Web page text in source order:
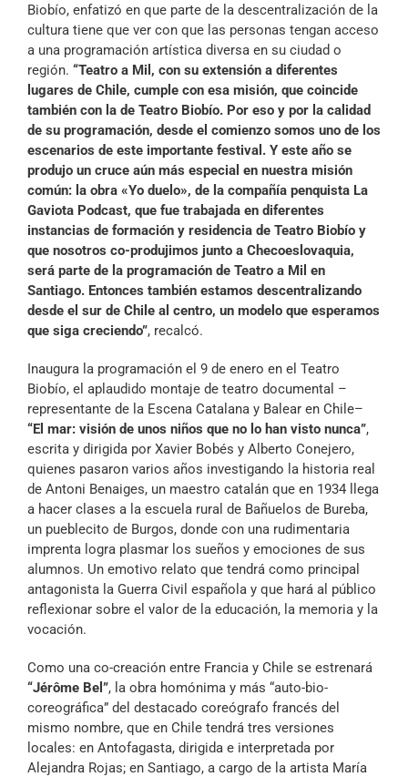
Biobío, enfatizó en que parte de la descentralización de la
cultura tiene que ver con que las personas tengan acceso
a una programación artística diversa en su ciudad o
región. “Teatro a Mil, con su extensión a diferentes
lugares de Chile, cumple con esa misión, que coincide
también con la de Teatro Biobío. Por eso y por la calidad
de su programación, desde el comienzo somos uno de los
escenarios de este importante festival. Y este año se
produjo un cruce aún más especial en nuestra misión
común: la obra «Yo duelo», de la compañía penquista La
Gaviota Podcast, que fue trabajada en diferentes
instancias de formación y residencia de Teatro Biobío y
que nosotros co-produjimos junto a Checoeslovaquia,
será parte de la programación de Teatro a Mil en
Santiago. Entonces también estamos descentralizando
desde el sur de Chile al centro, un modelo que esperamos
que siga creciendo”, recalcó.
Inaugura la programación el 9 de enero en el Teatro
Biobío, el aplaudido montaje de teatro documental –
representante de la Escena Catalana y Balear en Chile–
“El mar: visión de unos niños que no lo han visto nunca”,
escrita y dirigida por Xavier Bobés y Alberto Conejero,
quienes pasaron varios años investigando la historia real
de Antoni Benaiges, un maestro catalán que en 1934 llega
a hacer clases a la escuela rural de Bañuelos de Bureba,
un pueblecito de Burgos, donde con una rudimentaria
imprenta logra plasmar los sueños y emociones de sus
alumnos. Un emotivo relato que tendrá como principal
antagonista la Guerra Civil española y que hará al público
reflexionar sobre el valor de la educación, la memoria y la
vocación.
Como una co-creación entre Francia y Chile se estrenará
“Jérôme Bel”, la obra homónima y más “auto-bio-
coreográfica” del destacado coreógrafo francés del
mismo nombre, que en Chile tendrá tres versiones
locales: en Antofagasta, dirigida e interpretada por
Alejandra Rojas; en Santiago, a cargo de la artista María